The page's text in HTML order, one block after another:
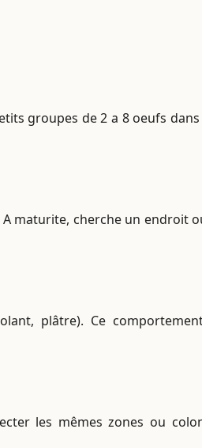
groupes de 2 a 8 oeufs
A maturite, cherche un endroit
plâtre). Ce
les mêmes zones ou